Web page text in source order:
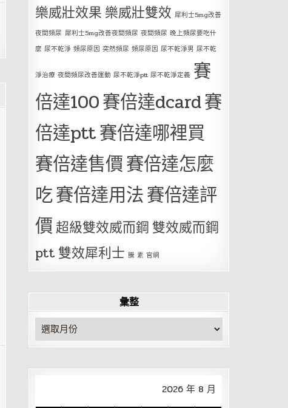
樂威壯效果 樂威壯雙效 犀利士5mg改善
夜間頻尿 犀利士5mg改善夜間頻尿 夜間頻尿 晚上頻尿要吃什
麼 尿不乾淨 頻尿原因 突然頻尿 頻尿原因 尿不乾淨男 尿不乾
淨治療 夜間頻尿改善運動 尿不乾淨ptt 尿不乾淨定義 賽
倍達100賽倍達dcard賽
倍達ptt賽倍達哪裡買
賽倍達售價賽倍達怎麼
吃賽倍達用法賽倍達評
價超級雙效威而鋼 雙效威而鋼
ptt 雙效犀利士 騰 素 官網
彙整
彙
整
2026 年 8 月